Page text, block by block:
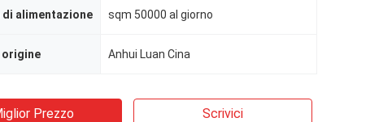
di alimentazione sqm 50000 al giorno
origine Anhui Luan Cina
Prezzo Scrivici